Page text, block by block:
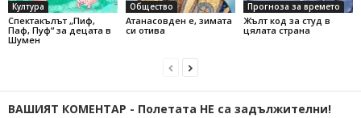
Култура
Спектакълът „Пиф,
Паф, Пуф“ за децата в
Шумен
Общество
Атанасовден е, зимата
си отива
Прогноза за времето
Жълт код за студ в
цялата страна
ВАШИЯТ КОМЕНТАР - Полетата НЕ са задължителни!